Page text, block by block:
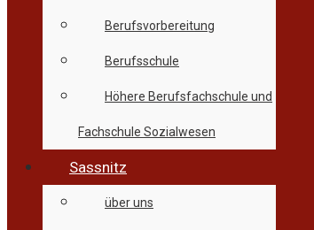
Berufsvorbereitung
Berufsschule
Höhere Berufsfachschule und
Fachschule Sozialwesen
Sassnitz
über uns